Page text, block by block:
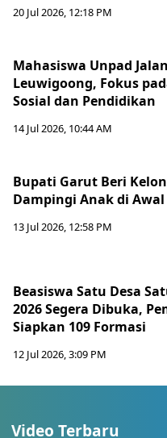
20 Jul 2026, 12:18 PM
Mahasiswa Unpad
Leuwigoong, Fokus
Sosial dan Pendidikan
14 Jul 2026, 10:44 AM
Bupati Garut Beri
Dampingi Anak di Awal
13 Jul 2026, 12:58 PM
Beasiswa Satu Desa
2026 Segera Dibuka,
Siapkan 109 Formasi
12 Jul 2026, 3:09 PM
Video Terbaru